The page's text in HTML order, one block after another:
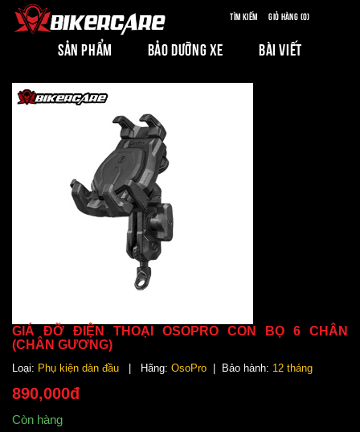
Tìm kiếm Giỏ hàng (0)
SẢN PHẨM BẢO DƯỠNG XE BÀI VIẾT
GIÁ ĐỠ ĐIỆN THOẠI OSOPRO CON BỌ 6 CHÂN
(CHÂN GƯƠNG)
Loại: Phụ kiện dàn đầu | Hãng: OsoPro | Bảo hành: 12 tháng
890,000đ
Còn hàng